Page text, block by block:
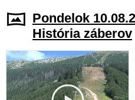
Pondelok
História záberov